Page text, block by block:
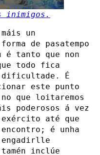
inimigos.
un
de pasatempo
é tanto que non
todo fica
dificultade. É
este punto
que loitaremos
poderosos á vez
exército até que
é unha
engadirlle
inclúe